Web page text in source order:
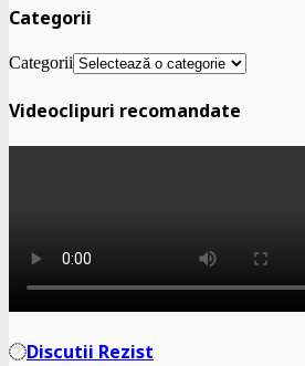
Categorii
Categorii
Videoclipuri recomandate
Discutii Rezist